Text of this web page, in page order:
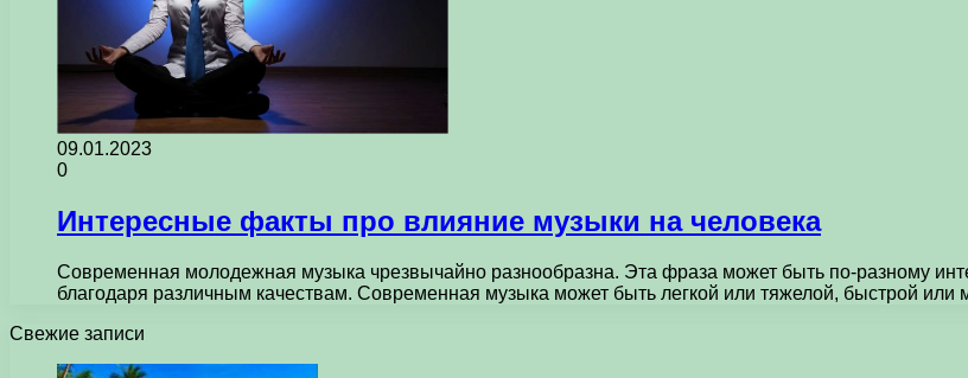
09.01.2023
0
Интересные факты про влияние музыки на человека
Современная молодежная музыка чрезвычайно разнообразна. Эта фраза может быть по-разному
благодаря различным качествам. Современная музыка может быть легкой или тяжелой, быстрой
Свежие записи